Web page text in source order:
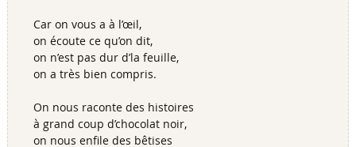
Car on vous a à l’œil,
on écoute ce qu’on dit,
on n’est pas dur d’la feuille,
on a très bien compris.
On nous raconte des histoires
à grand coup d’chocolat noir,
on nous enfile des bêtises